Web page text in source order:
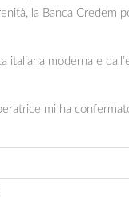
la Banca Credem
moderna e
mi ha